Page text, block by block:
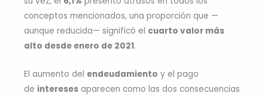
conceptos mencionados, una proporción que —
aunque reducida— significó el cuarto valor más
alto desde enero de 2021.
El aumento del endeudamiento y el pago
de intereses aparecen como las dos consecuencias